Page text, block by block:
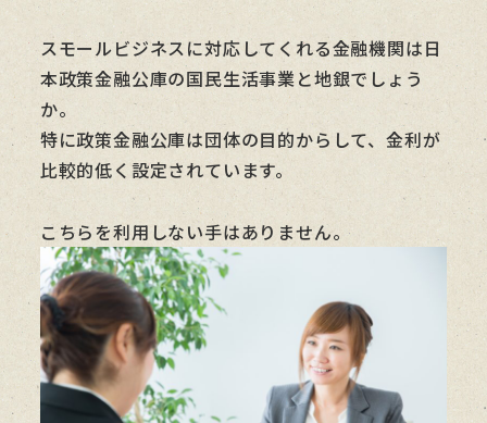
スモールビジネスに対応してくれる金融機関は日
本政策金融公庫の国民生活事業と地銀でしょう
か。
特に政策金融公庫は団体の目的からして、金利が
比較的低く設定されています。
こちらを利用しない手はありません。